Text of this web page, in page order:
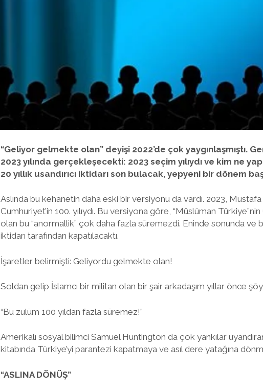
“Geliyor gelmekte olan” deyişi 2022’de çok yaygınlaşmıştı.
2023 yılında gerçekleşecekti: 2023 seçim yılıydı ve kim ne
20 yıllık usandırıcı iktidarı son bulacak, yepyeni bir dönem
Aslında bu kehanetin daha eski bir versiyonu da vardı. 2023,
Cumhuriyet’in 100. yılıydı. Bu versiyona göre, “Müslüman
olan bu “anormallik” çok daha fazla süremezdi. Eninde sonunda ve
iktidarı tarafından kapatılacaktı.
İşaretler belirmişti: Geliyordu gelmekte olan!
Soldan gelip İslamcı bir militan olan bir şair arkadaşım yıllar önce
“Bu zulüm 100 yıldan fazla süremez!”
Amerikalı sosyal bilimci Samuel Huntington da çok yankılar
kitabında Türkiye’yi parantezi kapatmaya ve asıl dere yatağına
“ASLINA DÖNÜŞ”